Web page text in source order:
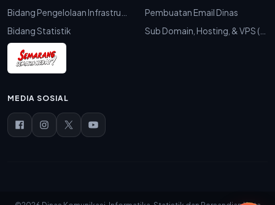
Bidang Pengelolaan Infrastru…
Bidang Statistik
Pembuatan Email Dinas
Sub Domain, Hosting, & VPS (…
MEDIA SOSIAL